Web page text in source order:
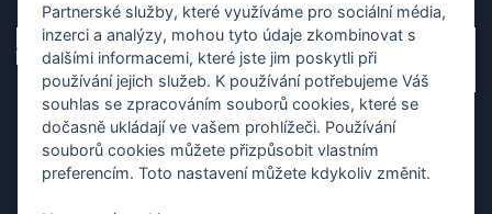
Partnerské služby, které využíváme pro sociální média,
inzerci a analýzy, mohou tyto údaje zkombinovat s
dalšími informacemi, které jste jim poskytli při
používání jejich služeb. K používání potřebujeme Váš
souhlas se zpracováním souborů cookies, které se
dočasně ukládají ve vašem prohlížeči. Používání
souborů cookies můžete přizpůsobit vlastním
preferencím. Toto nastavení můžete kdykoliv změnit.